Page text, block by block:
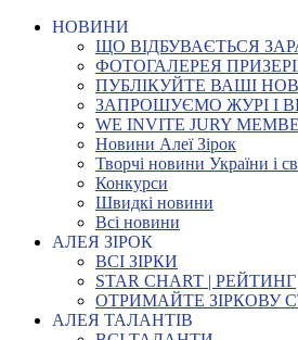
НОВИНИ
ЩО ВІДБУВАЄТЬСЯ
ФОТОГАЛЕРЕЯ
ПУБЛІКУЙТЕ ВАШІ
ЗАПРОШУЄМО ЖУРІ І
WE INVITE JURY
Новини Алеї Зірок
Творчі новини України і
Конкурси
Швидкі новини
Всі новини
АЛЕЯ ЗІРОК
ВСІ ЗІРКИ
STAR CHART | РЕЙТИНГ
ОТРИМАЙТЕ ЗІРКОВУ
АЛЕЯ ТАЛАНТІВ